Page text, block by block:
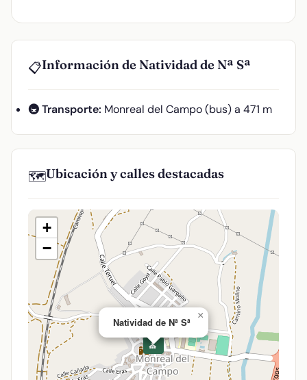
📋Información de Natividad de Nª Sª
🚇 Transporte: Monreal del Campo (bus) a 471 m
🗺️Ubicación y calles destacadas
⛪
Natividad de Nª Sª
×
+
−